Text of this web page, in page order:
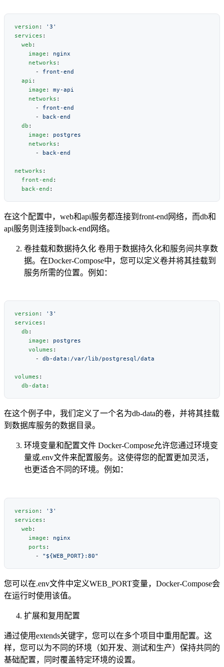
version :
services
  web
    image
:
    networks
      -
  api
    image
:
    networks
      -
      -
  db
    image
:
    networks
      -
networks
  front-end
  back-end
在这个配置中，web和api服务都连接到front-end网络，而db和
api服务则连接到back-end网络。
卷挂载和数据持久化 卷用于数据持久化和服务间共享数
据。在Docker-Compose中，您可以定义卷并将其挂载到
服务所需的位置。例如：
version :
services
  db
    image
:
    volumes
      -
volumes
  db-data
在这个例子中，我们定义了一个名为db-data的卷，并将其挂载
到数据库服务的数据目录。
环境变量和配置文件 Docker-Compose允许您通过环境变
量或.env文件来配置服务。这使得您的配置更加灵活，
也更适合不同的环境。例如：
version :
services
  web
    image
:
    ports
      -
您可以在.env文件中定义WEB_PORT变量，Docker-Compose会
在运行时使用该值。
扩展和复用配置
通过使用extends关键字，您可以在多个项目中重用配置。这
样，您可以为不同的环境（如开发、测试和生产）保持共同的
基础配置，同时覆盖特定环境的设置。